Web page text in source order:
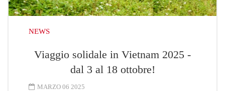
NEWS
Viaggio solidale in Vietnam 2025 -
dal 3 al 18 ottobre!
MARZO 06 2025